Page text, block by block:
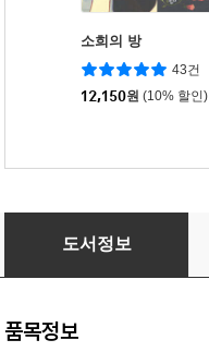
소희의 방
43건
12,150원 (10% 할인)
숨은 길 찾기
도서정보
품목정보